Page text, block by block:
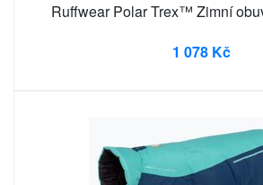
Ruffwear Polar Trex™ Zimní
1 078 Kč